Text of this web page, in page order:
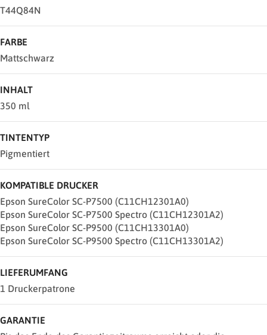
T44Q84N
FARBE
Mattschwarz
INHALT
350 ml
TINTENTYP
Pigmentiert
KOMPATIBLE DRUCKER
Epson SureColor SC-P7500 (C11CH12301A0)
Epson SureColor SC-P7500 Spectro (C11CH12301A2)
Epson SureColor SC-P9500 (C11CH13301A0)
Epson SureColor SC-P9500 Spectro (C11CH13301A2)
LIEFERUMFANG
1 Druckerpatrone
GARANTIE